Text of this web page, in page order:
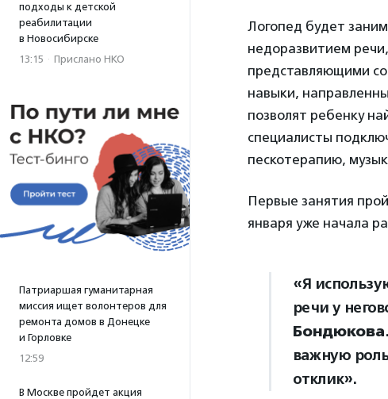
подходы к детской
реабилитации
в Новосибирске
13:15 · Прислано НКО
Патриаршая гуманитарная
миссия ищет волонтеров для
ремонта домов в Донецке
и Горловке
12:59
В Москве пройдет акция
Логопед будет
недоразвитием
представляющими
навыки,
позволят ребенку
специалисты
пескотерапию,
Первые занятия
января уже начала
«Я
речи у
Бондюкова
важную
отклик».